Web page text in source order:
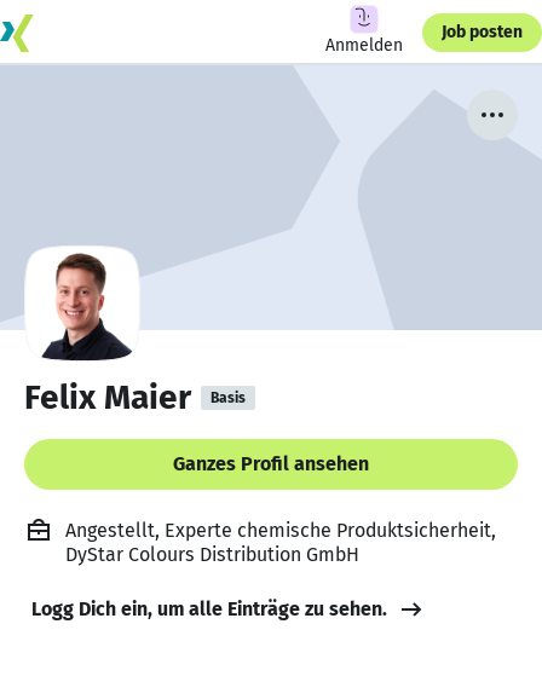
Anmelden
Job posten
Felix Maier Basis
Ganzes Profil ansehen
Angestellt, Experte chemische Produktsicherheit,
DyStar Colours Distribution GmbH
Logg Dich ein, um alle Einträge zu sehen.